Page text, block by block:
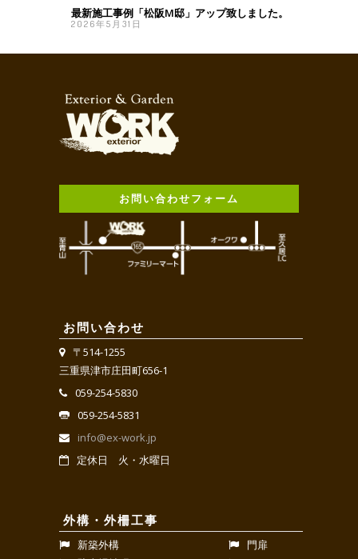
最新施工事例「松阪M邸」アップ致しました。
2026年5月31日
お問い合わせフォーム
お問い合わせ
〒514-1255
三重県津市庄田町656-1
059-254-5830
059-254-5831
info@ex-work.jp
定休日 火・水曜日
外構・外柵工事
新築外構
門扉